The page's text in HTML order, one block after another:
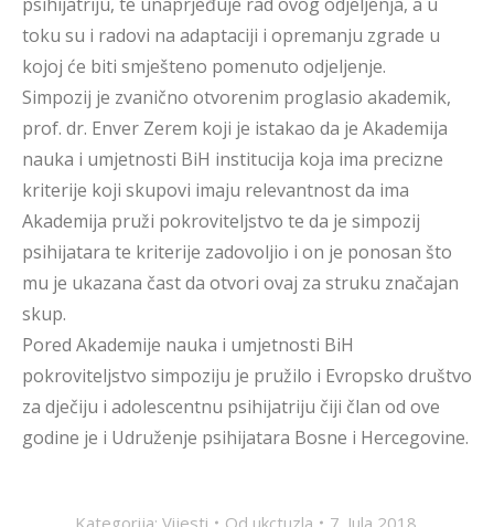
toku su i radovi na adaptaciji i opremanju zgrade u
kojoj će biti smješteno pomenuto odjeljenje.
Simpozij je zvanično otvorenim proglasio akademik,
prof. dr. Enver Zerem koji je istakao da je Akademija
nauka i umjetnosti BiH institucija koja ima precizne
kriterije koji skupovi imaju relevantnost da ima
Akademija pruži pokroviteljstvo te da je simpozij
psihijatara te kriterije zadovoljio i on je ponosan što
mu je ukazana čast da otvori ovaj za struku značajan
skup.
Pored Akademije nauka i umjetnosti BiH
pokroviteljstvo simpoziju je pružilo i Evropsko društvo
za dječiju i adolescentnu psihijatriju čiji član od ove
godine je i Udruženje psihijatara Bosne i Hercegovine.
Kategorija: Vijesti Od ukctuzla 7. Jula 2018.